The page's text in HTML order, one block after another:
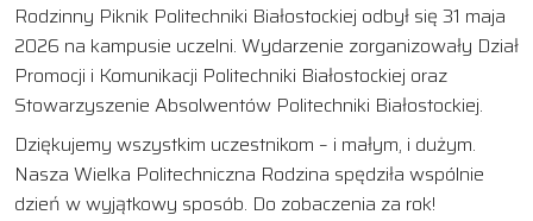
Rodzinny Piknik Politechniki Białostockiej odbył się 31 maja
2026 na kampusie uczelni. Wydarzenie zorganizowały Dział
Promocji i Komunikacji Politechniki Białostockiej oraz
Stowarzyszenie Absolwentów Politechniki Białostockiej.
Dziękujemy wszystkim uczestnikom – i małym, i dużym.
Nasza Wielka Politechniczna Rodzina spędziła wspólnie
dzień w wyjątkowy sposób. Do zobaczenia za rok!